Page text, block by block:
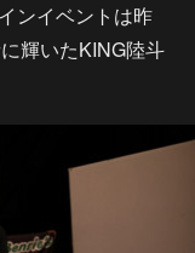
ンイベントは昨
輝いたKING陸斗